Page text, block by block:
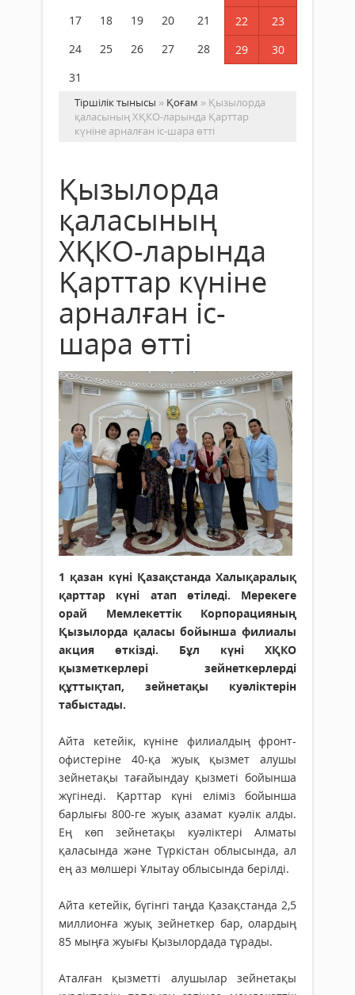
17
18 19 20 21 22
23
24
25 26 27 28 29
30
31
Тіршілік тынысы » Қоғам » Қызылорда
қаласының ХҚКО-ларында Қарттар
күніне арналған іс-шара өтті
Қызылорда
қаласының
ХҚКО-ларында
Қарттар күніне
арналған іс-
шара өтті
1 қазан күні Қазақстанда Халықаралық
қарттар күні атап өтіледі. Мерекеге
орай Мемлекеттік Корпорацияның
Қызылорда қаласы бойынша филиалы
акция өткізді. Бұл күні ХҚКО
қызметкерлері зейнеткерлерді
құттықтап, зейнетақы куәліктерін
табыстады.
Айта кетейік, күніне филиалдың фронт-
офистеріне 40-қа жуық қызмет алушы
зейнетақы тағайындау қызметі бойынша
жүгінеді. Қарттар күні еліміз бойынша
барлығы 800-ге жуық азамат куәлік алды.
Ең көп зейнетақы куәліктері Алматы
қаласында және Түркістан облысында, ал
ең аз мөлшері Ұлытау облысында берілді.
Айта кетейік, бүгінгі таңда Қазақстанда 2,5
миллионға жуық зейнеткер бар, олардың
85 мыңға жуығы Қызылордада тұрады.
Аталған қызметті алушылар зейнетақы